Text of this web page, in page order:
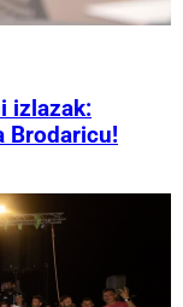
izlazak:
Brodaricu!